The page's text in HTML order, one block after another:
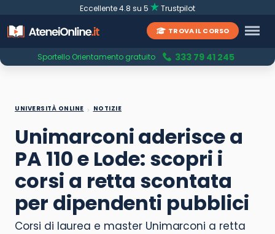
Eccellente 4.8 su 5 Trustpilot
TROVA IL CORSO
Sportello Orientamento gratuito 333 79 41 245
UNIVERSITÀ ONLINE NOTIZIE
Unimarconi aderisce a
PA 110 e Lode: scopri i
corsi a retta scontata
per dipendenti pubblici
Corsi di laurea e master Unimarconi a retta